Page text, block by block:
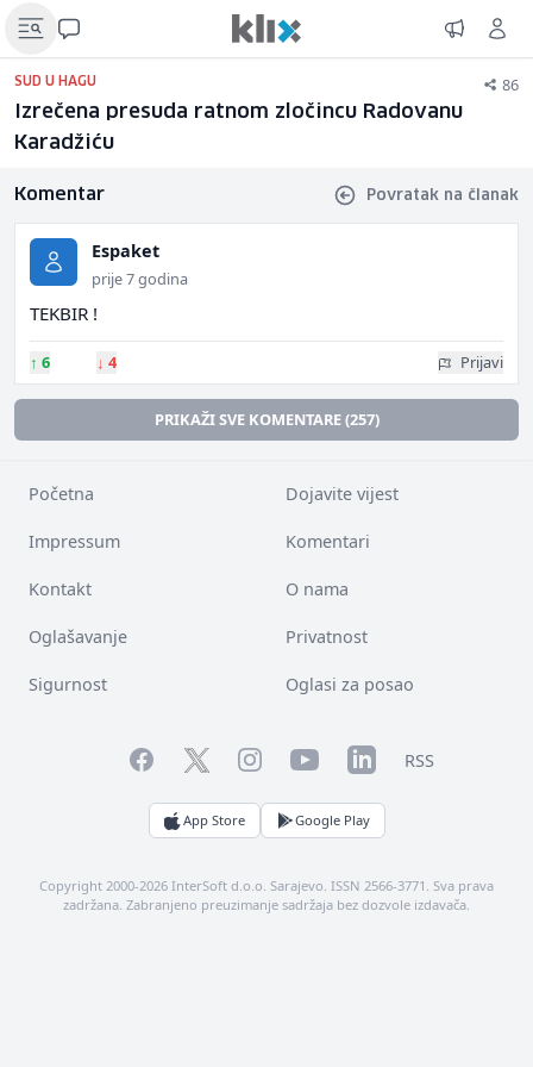
SUD U HAGU 86
Izrečena presuda ratnom zločincu Radovanu
Karadžiću
Komentar Povratak na članak
Espaket
prije 7 godina
TEKBIR !
↑ 6 ↓ 4 Prijavi
PRIKAŽI SVE KOMENTARE (257)
Početna Dojavite vijest
Impressum Komentari
Kontakt O nama
Oglašavanje Privatnost
Sigurnost Oglasi za posao
FacebookTwitterInstagramYouTubeLinkedInRSS
App Store Google Play
Copyright 2000-2026 InterSoft d.o.o. Sarajevo. ISSN 2566-3771. Sva prava
zadržana. Zabranjeno preuzimanje sadržaja bez dozvole izdavača.